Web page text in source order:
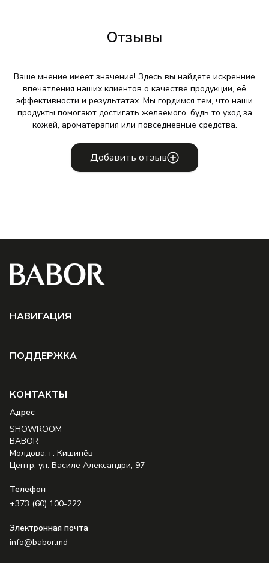
Отзывы
Ваше мнение имеет значение! Здесь вы найдете искренние
впечатления наших клиентов о качестве продукции, её
эффективности и результатах. Мы гордимся тем, что наши
продукты помогают достигать желаемого, будь то уход за
кожей, ароматерапия или повседневные средства.
Добавить отзыв
НAВИГАЦИЯ
ПОДДЕРЖКА
КОНТАКТЫ
Aдрес
SHOWROOM
BABOR
Молдова, г. Кишинёв
Центр: ул. Василе Александри, 97
Телефон
+373 (60) 100-222
Электронная почта
info@babor.md